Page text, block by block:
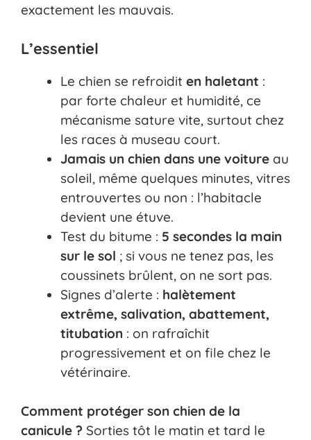
exactement les mauvais.
L’essentiel
Le chien se refroidit en haletant :
par forte chaleur et humidité, ce
mécanisme sature vite, surtout chez
les races à museau court.
Jamais un chien dans une voiture au
soleil, même quelques minutes, vitres
entrouvertes ou non : l’habitacle
devient une étuve.
Test du bitume : 5 secondes la main
sur le sol ; si vous ne tenez pas, les
coussinets brûlent, on ne sort pas.
Signes d’alerte : halètement
extrême, salivation, abattement,
titubation : on rafraîchit
progressivement et on file chez le
vétérinaire.
Comment protéger son chien de la
canicule ? Sorties tôt le matin et tard le